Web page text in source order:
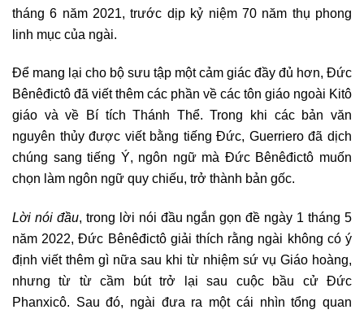
tháng 6 năm 2021, trước dịp kỷ niệm 70 năm thụ phong
linh mục của ngài.
Để mang lại cho bộ sưu tập một cảm giác đầy đủ hơn, Đức
Bênêđictô đã viết thêm các phần về các tôn giáo ngoài Kitô
giáo và về Bí tích Thánh Thể. Trong khi các bản văn
nguyên thủy được viết bằng tiếng Đức, Guerriero đã dịch
chúng sang tiếng Ý, ngôn ngữ mà Đức Bênêđictô muốn
chọn làm ngôn ngữ quy chiếu, trở thành bản gốc.
Lời nói đầu, trong lời nói đầu ngắn gọn đề ngày 1 tháng 5
năm 2022, Đức Bênêđictô giải thích rằng ngài không có ý
định viết thêm gì nữa sau khi từ nhiệm sứ vụ Giáo hoàng,
nhưng từ từ cầm bút trở lại sau cuộc bầu cử Đức
Phanxicô. Sau đó, ngài đưa ra một cái nhìn tổng quan